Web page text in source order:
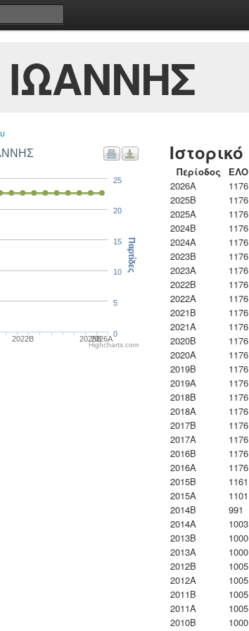
2022B 2025B2026A
0
5
10
15
20
25
Παρτίδες
Highcharts.com
Ιστορικό
Περίοδος ΕΛΟ
2026A
1176
2025B
1176
2025A
1176
2024B
1176
2024A
1176
2023B
1176
2023Α
1176
2022B
1176
2022A
1176
2021B
1176
2021A
1176
2020B
1176
2020A
1176
2019B
1176
2019A
1176
2018B
1176
2018A
1176
2017B
1176
2017A
1176
2016B
1176
2016A
1176
2015B
1161
2015A
1101
2014B
991
2014A
1003
2013B
1000
2013A
1000
2012B
1005
2012A
1005
2011B
1005
2011A
1005
2010B
1000